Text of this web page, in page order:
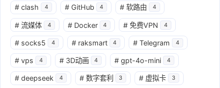
# clash 4 # GitHub 4 # 软路由 4
# 流媒体 4 # Docker 4 # 免费VPN 4
# socks5 4 # raksmart 4 # Telegram 4
# vps 4 # 3D动画 4 # gpt-4o-mini 4
# deepseek 4 # 数字套利 3 # 虚拟卡 3